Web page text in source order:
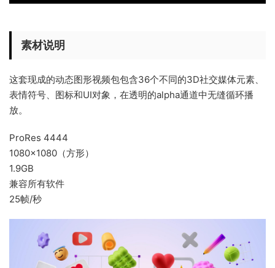
素材说明
这套现成的动态图形视频包包含36个不同的3D社交媒体元素、
表情符号、图标和UI对象，在透明的alpha通道中无缝循环播
放。
ProRes 4444
1080×1080（方形）
1.9GB
兼容所有软件
25帧/秒